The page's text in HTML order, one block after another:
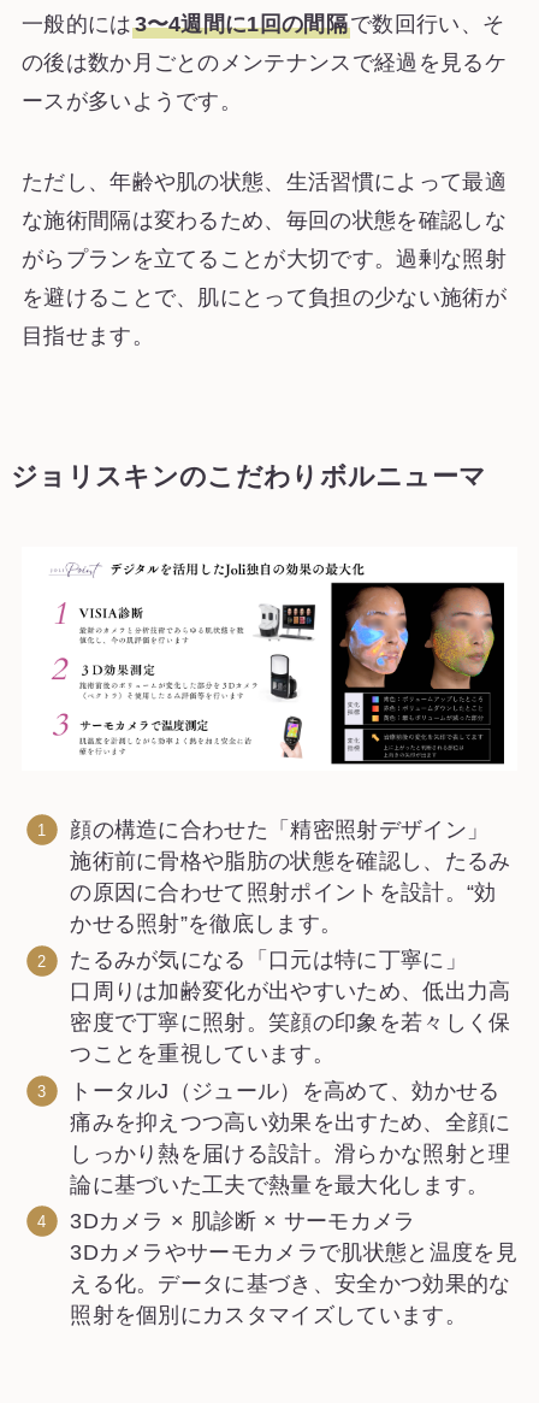
一般的には3〜4週間に1回の間隔で数回行い、そ
の後は数か月ごとのメンテナンスで経過を見るケ
ースが多いようです。
ただし、年齢や肌の状態、生活習慣によって最適
な施術間隔は変わるため、毎回の状態を確認しな
がらプランを立てることが大切です。過剰な照射
を避けることで、肌にとって負担の少ない施術が
目指せます。
ジョリスキンのこだわりボルニューマ
顔の構造に合わせた「精密照射デザイン」
施術前に骨格や脂肪の状態を確認し、たるみ
の原因に合わせて照射ポイントを設計。“効
かせる照射”を徹底します。
たるみが気になる「口元は特に丁寧に」
口周りは加齢変化が出やすいため、低出力高
密度で丁寧に照射。笑顔の印象を若々しく保
つことを重視しています。
トータルJ（ジュール）を高めて、効かせる
痛みを抑えつつ高い効果を出すため、全顔に
しっかり熱を届ける設計。滑らかな照射と理
論に基づいた工夫で熱量を最大化します。
3Dカメラ × 肌診断 × サーモカメラ
3Dカメラやサーモカメラで肌状態と温度を見
える化。データに基づき、安全かつ効果的な
照射を個別にカスタマイズしています。